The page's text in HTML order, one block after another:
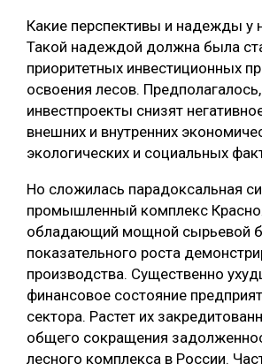
Какие перспективы и надежды у
Такой надеждой должна была
приоритетных инвестиционных
освоения лесов.
инвестпроекты снизят
внешних и внутренних
экологических и социальных
Но сложилась парадоксальная
промышленный комплекс
обладающий мощной сырьевой
показательного роста
производства. Существенно
финансовое состояние
сектора. Растет их
общего сокращения
лесного комплекса в России.